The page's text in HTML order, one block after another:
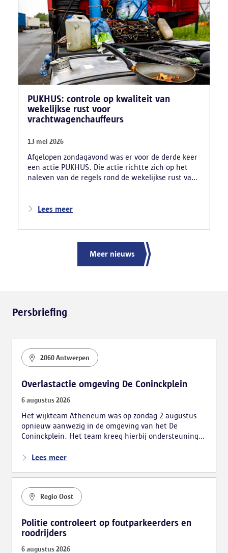
PUKHUS: controle op kwaliteit van
wekelijkse rust voor
vrachtwagenchauffeurs
13 mei 2026
Afgelopen zondagavond was er voor de derde keer
een actie PUKHUS. Die actie richtte zich op het
naleven van de regels rond de wekelijkse rust van
controlediensten stelden onder meer vast dat 24
vrachtwagen namen. In totaal inde de politie voor
arbeidsinspectie startte ook drie onderzoeken naar
mogelijke sociale dumping.
Lees meer
Meer nieuws
Persbriefing
2060 Antwerpen
Overlastactie omgeving De Coninckplein
6 augustus 2026
Het wijkteam Atheneum was op zondag 2 augustus
opnieuw aanwezig in de omgeving van het De
Coninckplein. Het team kreeg hierbij ondersteuning
verschillende vaststellingen, waarbij ook vijf personen
Lees meer
Regio Oost
Politie controleert op foutparkeerders en
roodrijders
6 augustus 2026